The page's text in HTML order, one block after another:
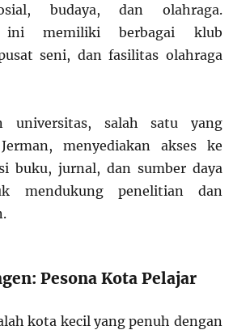
budaya, dan olahraga.
ini memiliki berbagai klub
seni, dan fasilitas olahraga
universitas, salah satu yang
menyediakan akses ke
buku, jurnal, dan sumber daya
mendukung penelitian dan
Pesona Kota Pelajar
kota kecil yang penuh dengan